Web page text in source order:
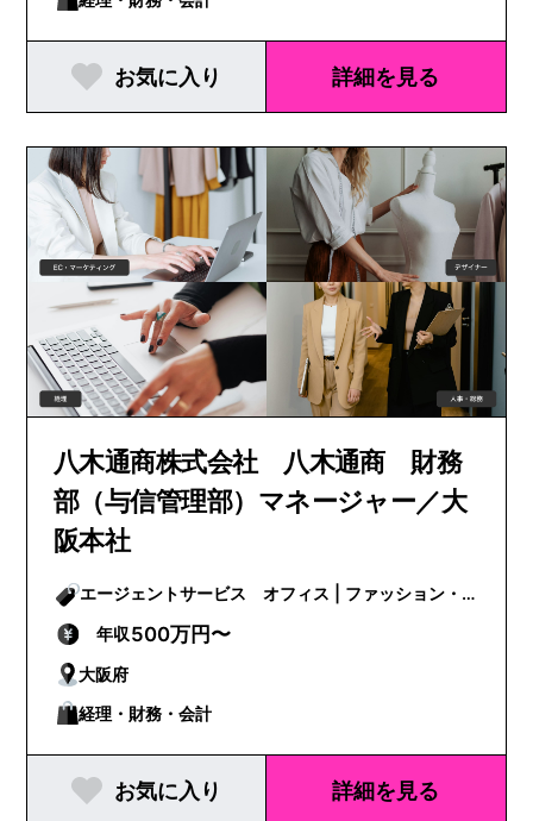
お気に入り 詳細を見る
八木通商株式会社 八木通商 財務
部（与信管理部）マネージャー／大
阪本社
エージェントサービス オフィス | ファッション・
ビューティー
年収500万円〜
大阪府
経理・財務・会計
お気に入り 詳細を見る